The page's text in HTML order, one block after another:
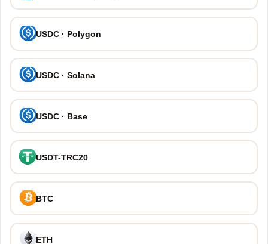
USDC · Polygon
USDC · Solana
USDC · Base
USDT-TRC20
BTC
ETH